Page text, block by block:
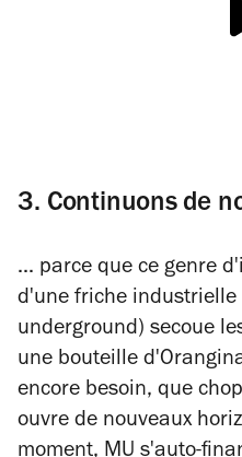
3. Continuons de
... parce que ce genre
d'une friche
underground) secoue
une bouteille
encore besoin, que
ouvre de nouveaux
moment, MU s'auto-